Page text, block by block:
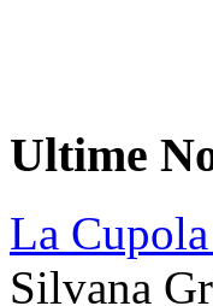
Ultime
La
Silvana